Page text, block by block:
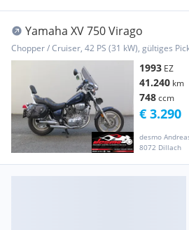
Yamaha XV 750 Virago
Chopper / Cruiser, 42 PS (31 kW), gültiges
1993 EZ
41.240 km
748ccm
desmo
8072 Dillach
€ 3.290